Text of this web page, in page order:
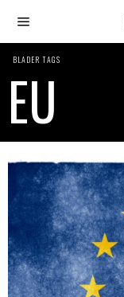
BLADER TAGS
EU